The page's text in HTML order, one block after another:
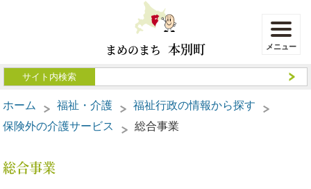
まめのまち 本別町
ホーム 福祉・介護
福祉行政の情報から探す
保険外の介護サービス
総合事業
総合事業